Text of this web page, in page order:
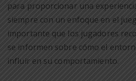
para proporcionar una
siempre con un enfoque en el
importante que los jugadores
se informen sobre cómo el
influir en su comportamiento.